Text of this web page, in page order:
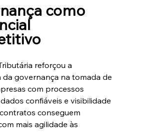
como
reforçou a
da governança na tomada de
com processos
confiáveis e visibilidade
conseguem
mais agilidade às